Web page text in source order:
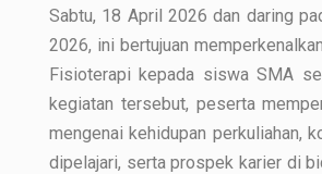
Sabtu, 18 April 2026 dan daring
2026, ini bertujuan
Fisioterapi kepada siswa SMA
kegiatan tersebut, peserta
mengenai kehidupan perkuliahan,
dipelajari, serta prospek karier di